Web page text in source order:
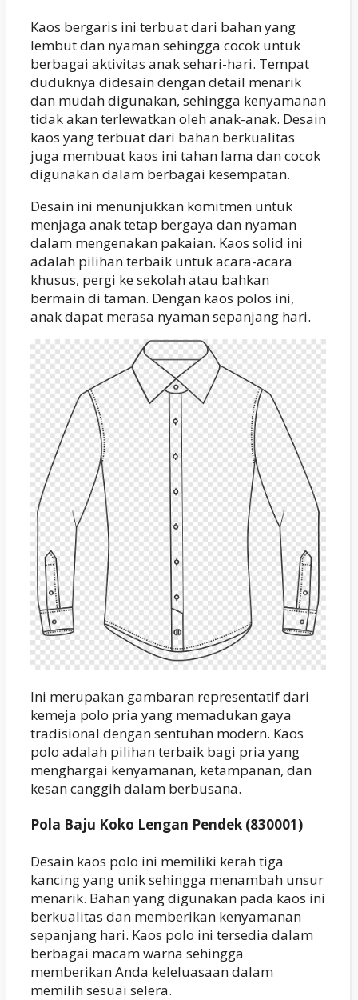
Kaos bergaris ini terbuat dari bahan yang
lembut dan nyaman sehingga cocok untuk
berbagai aktivitas anak sehari-hari. Tempat
duduknya didesain dengan detail menarik
dan mudah digunakan, sehingga kenyamanan
tidak akan terlewatkan oleh anak-anak. Desain
kaos yang terbuat dari bahan berkualitas
juga membuat kaos ini tahan lama dan cocok
digunakan dalam berbagai kesempatan.
Desain ini menunjukkan komitmen untuk
menjaga anak tetap bergaya dan nyaman
dalam mengenakan pakaian. Kaos solid ini
adalah pilihan terbaik untuk acara-acara
khusus, pergi ke sekolah atau bahkan
bermain di taman. Dengan kaos polos ini,
anak dapat merasa nyaman sepanjang hari.
Ini merupakan gambaran representatif dari
kemeja polo pria yang memadukan gaya
tradisional dengan sentuhan modern. Kaos
polo adalah pilihan terbaik bagi pria yang
menghargai kenyamanan, ketampanan, dan
kesan canggih dalam berbusana.
Pola Baju Koko Lengan Pendek (830001)
Desain kaos polo ini memiliki kerah tiga
kancing yang unik sehingga menambah unsur
menarik. Bahan yang digunakan pada kaos ini
berkualitas dan memberikan kenyamanan
sepanjang hari. Kaos polo ini tersedia dalam
berbagai macam warna sehingga
memberikan Anda keleluasaan dalam
memilih sesuai selera.